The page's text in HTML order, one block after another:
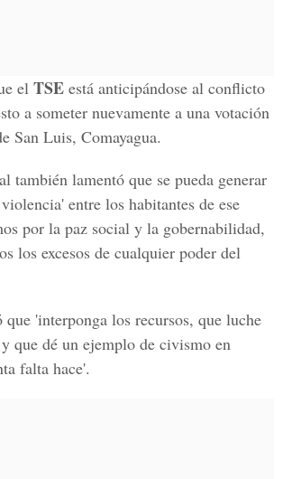
el TSE está anticipándose al conflicto
a someter nuevamente a una votación
San Luis, Comayagua.
también lamentó que se pueda generar
entre los habitantes de ese
por la paz social y la gobernabilidad,
los excesos de cualquier poder del
'interponga los recursos, que luche
que dé un ejemplo de civismo en
falta hace'.